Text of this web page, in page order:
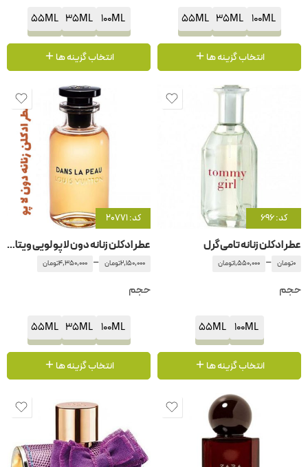
100ML
35ML
55ML
انتخاب گزینه ها
100ML
35ML
55ML
انتخاب گزینه ها
کد: 696
عطر ادکلن زنانه تامی گرل
0تومان –
1,550,000تومان
حجم
100ML
55ML
انتخاب گزینه ها
کد: 20771
عطر ادکلن زنانه دون لا پو لویی ویتان – لویی ویتون
2,150,000تومان –
4,350,000تومان
حجم
100ML
35ML
55ML
انتخاب گزینه ها